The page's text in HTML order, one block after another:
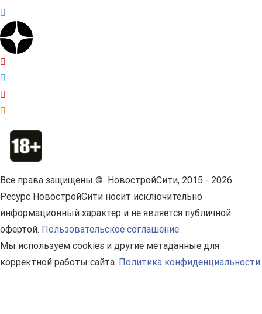
Все права защищены © НовостройСити, 2015 - 2026.
Ресурс НовостройСити носит исключительно
информационный характер и не является публичной
офертой. Пользовательское соглашение.
Мы используем cookies и другие метаданные для
корректной работы сайта. Политика конфиденциальности.